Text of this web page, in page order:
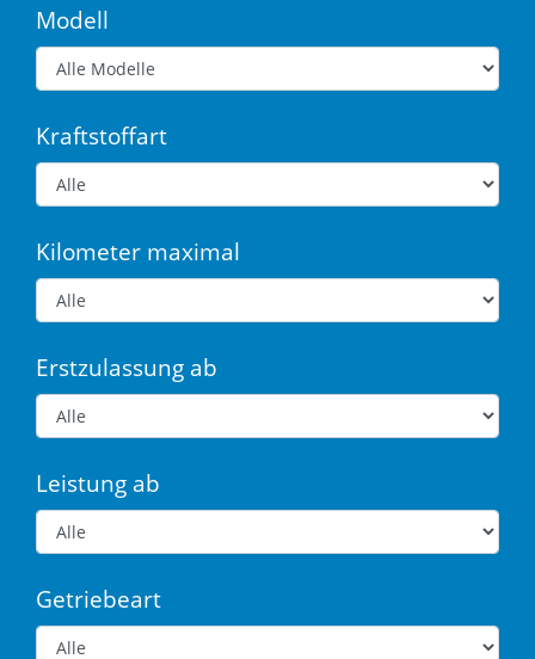
Modell
Kraftstoffart
Kilometer maximal
Erstzulassung ab
Leistung ab
Getriebeart